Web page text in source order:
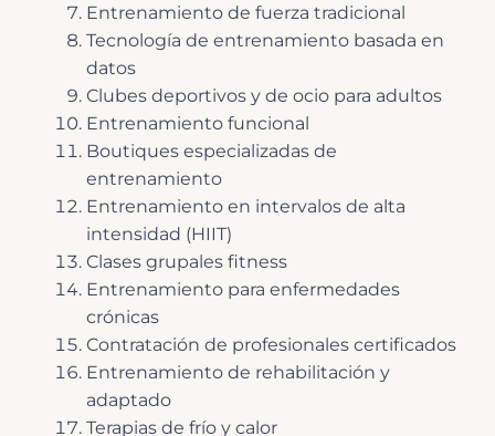
Entrenamiento de fuerza tradicional
Tecnología de entrenamiento basada en
datos
Clubes deportivos y de ocio para adultos
Entrenamiento funcional
Boutiques especializadas de
entrenamiento
Entrenamiento en intervalos de alta
intensidad (HIIT)
Clases grupales fitness
Entrenamiento para enfermedades
crónicas
Contratación de profesionales certificados
Entrenamiento de rehabilitación y
adaptado
Terapias de frío y calor